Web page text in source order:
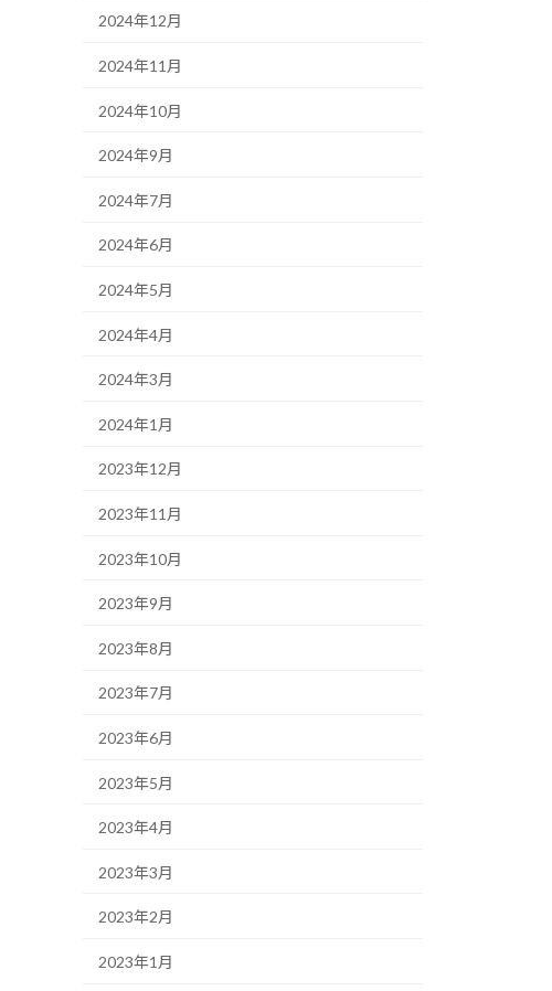
2024年12月
2024年11月
2024年10月
2024年9月
2024年7月
2024年6月
2024年5月
2024年4月
2024年3月
2024年1月
2023年12月
2023年11月
2023年10月
2023年9月
2023年8月
2023年7月
2023年6月
2023年5月
2023年4月
2023年3月
2023年2月
2023年1月